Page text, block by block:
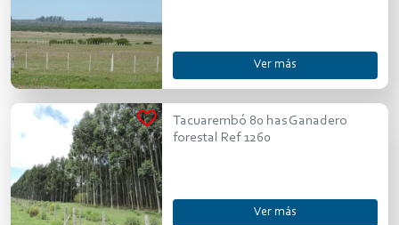
Ver más
Tacuarembó 80 has Ganadero
forestal Ref 1260
Ver más